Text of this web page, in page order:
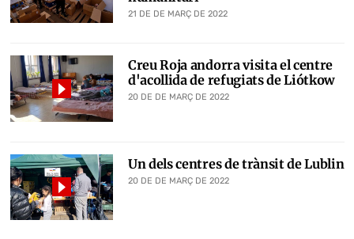
21 DE DE MARÇ DE 2022
Creu Roja andorra visita el centre
d'acollida de refugiats de Liótkow
20 DE DE MARÇ DE 2022
Un dels centres de trànsit de Lublin
20 DE DE MARÇ DE 2022